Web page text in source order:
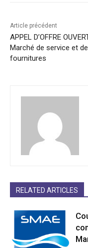
Article précédent
APPEL D’OFFRE
Marché de service et de
fournitures
RELATED ARTICLES